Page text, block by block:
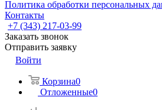
Политика обработки персональных
Контакты
+7 (343) 217-03-99
Заказать звонок
Отправить заявку
Войти
Корзина0
Отложенные0